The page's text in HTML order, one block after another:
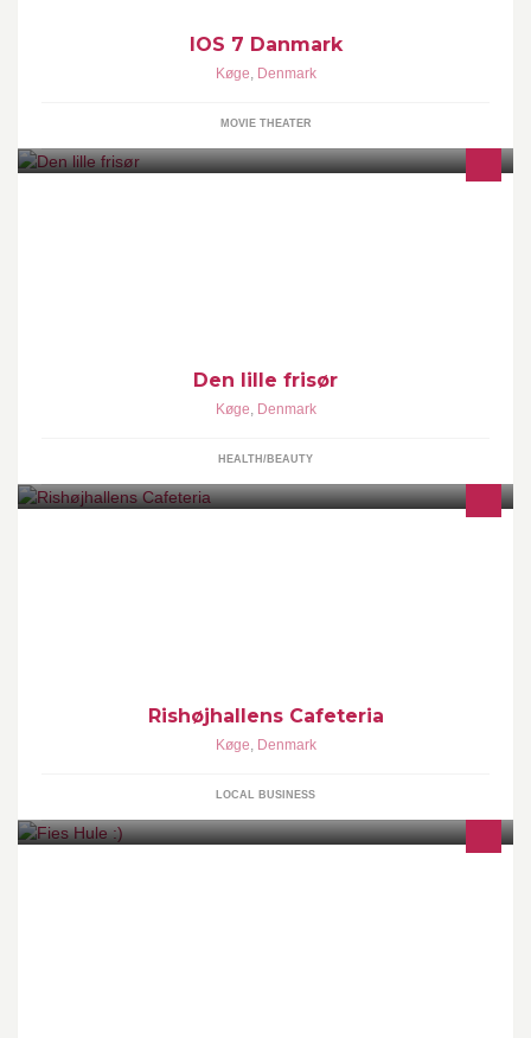
IOS 7 Danmark
Køge, Denmark
MOVIE THEATER
Den lille frisør
Køge, Denmark
HEALTH/BEAUTY
Rishøjhallens Cafeteria
Køge, Denmark
LOCAL BUSINESS